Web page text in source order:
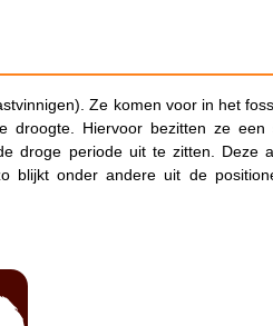
Ze komen voor in het
Hiervoor bezitten ze een
droge periode uit te zitten. Deze
blijkt onder andere uit de